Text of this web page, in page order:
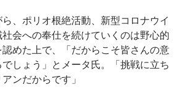
、ポリオ根絶活動、新型コロナウイ
会への奉仕を続けていくのは野心的
めた上で、「だからこそ皆さんの意
しょう」とメータ氏。「挑戦に立ち
ンだからです」